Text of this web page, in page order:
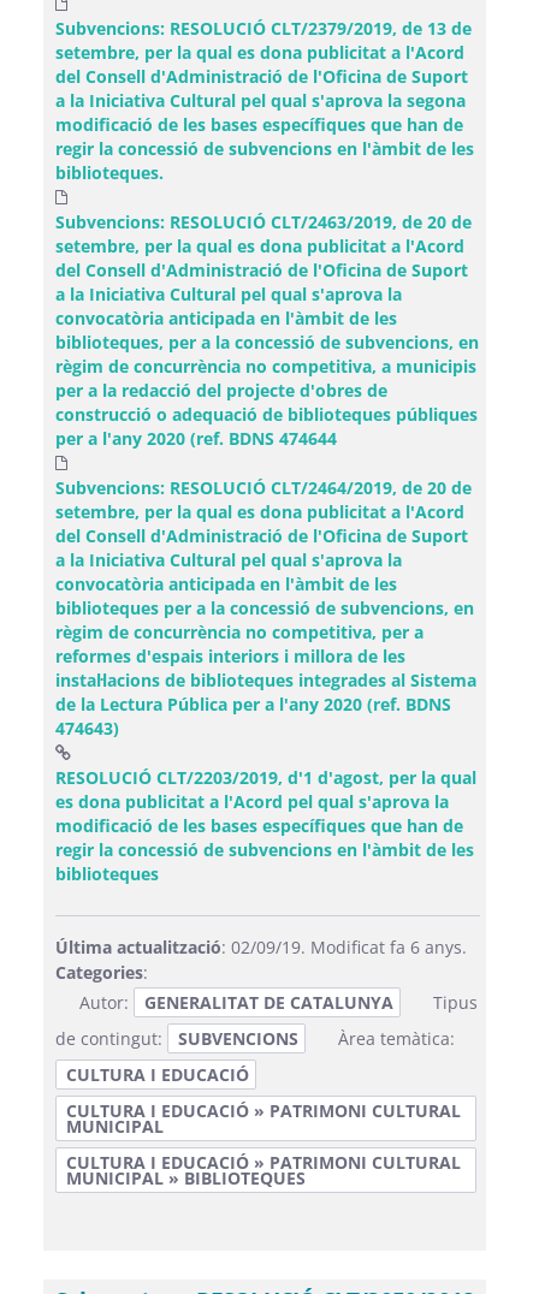
Subvencions: RESOLUCIÓ CLT/2379/2019, de 13 de
setembre, per la qual es dona publicitat a l'Acord
del Consell d'Administració de l'Oficina de Suport
a la Iniciativa Cultural pel qual s'aprova la segona
modificació de les bases específiques que han de
regir la concessió de subvencions en l'àmbit de les
biblioteques.
Subvencions: RESOLUCIÓ CLT/2463/2019, de 20 de
setembre, per la qual es dona publicitat a l'Acord
del Consell d'Administració de l'Oficina de Suport
a la Iniciativa Cultural pel qual s'aprova la
convocatòria anticipada en l'àmbit de les
biblioteques, per a la concessió de subvencions, en
règim de concurrència no competitiva, a municipis
per a la redacció del projecte d'obres de
construcció o adequació de biblioteques públiques
per a l'any 2020 (ref. BDNS 474644
Subvencions: RESOLUCIÓ CLT/2464/2019, de 20 de
setembre, per la qual es dona publicitat a l'Acord
del Consell d'Administració de l'Oficina de Suport
a la Iniciativa Cultural pel qual s'aprova la
convocatòria anticipada en l'àmbit de les
biblioteques per a la concessió de subvencions, en
règim de concurrència no competitiva, per a
reformes d'espais interiors i millora de les
instal·lacions de biblioteques integrades al Sistema
de la Lectura Pública per a l'any 2020 (ref. BDNS
474643)
RESOLUCIÓ CLT/2203/2019, d'1 d'agost, per la qual
es dona publicitat a l'Acord pel qual s'aprova la
modificació de les bases específiques que han de
regir la concessió de subvencions en l'àmbit de les
biblioteques(Obre una finestra nova)
Última actualització: 02/09/19. Modificat fa 6 anys.
Categories:
Autor:
GENERALITAT DE CATALUNYA
Tipus
de contingut:
SUBVENCIONS
Àrea temàtica:
CULTURA I EDUCACIÓ
CULTURA I EDUCACIÓ » PATRIMONI CULTURAL
MUNICIPAL
CULTURA I EDUCACIÓ » PATRIMONI CULTURAL
MUNICIPAL » BIBLIOTEQUES